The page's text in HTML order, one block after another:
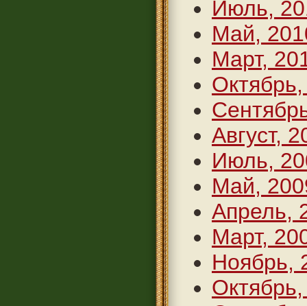
Июль,
Май,
Март,
Август,
Июль,
Май,
Апрель,
Март,
Ноябрь,